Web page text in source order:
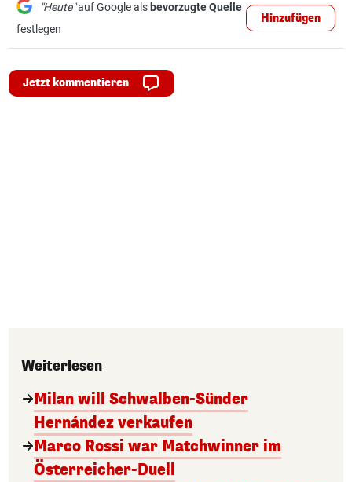
"Heute"auf Google als bevorzugte Quelle
festlegen
Hinzufügen
Jetzt kommentieren
Weiterlesen
Milan will Schwalben-Sünder
Hernández verkaufen
Marco Rossi war Matchwinner im
Österreicher-Duell